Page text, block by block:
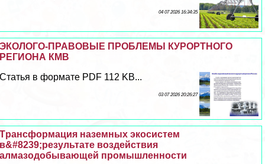
04 07 2026 16:34:35
ЭКОЛОГО-ПРАВОВЫЕ ПРОБЛЕМЫ КУРОРТНОГО
РЕГИОНА КМВ
Статья в формате PDF 112 KB...
03 07 2026 20:26:27
Tрaнcформация наземных экосистем
в&#8239;результате воздействия
алмaзoдобывающей промышленности